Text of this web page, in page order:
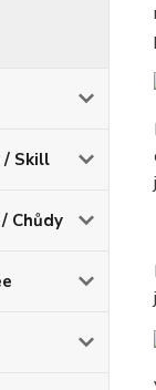
/ Skill
Chůdy